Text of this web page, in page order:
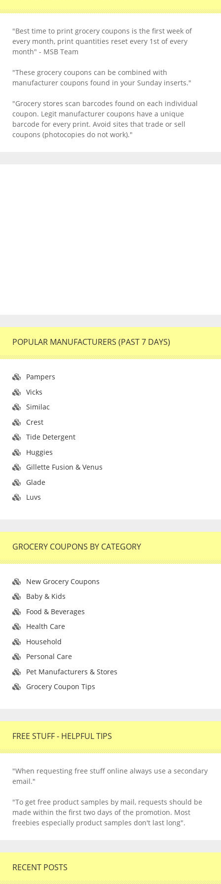
"Best time to print grocery coupons is the first week of
every month, print quantities reset every 1st of every
month" - MSB Team
"These grocery coupons can be combined with
manufacturer coupons found in your Sunday inserts."
"Grocery stores scan barcodes found on each individual
coupon. Legit manufacturer coupons have a unique
barcode for every print. Avoid sites that trade or sell
coupons (photocopies do not work)."
POPULAR MANUFACTURERS (PAST 7 DAYS)
Pampers
Vicks
Similac
Crest
Tide Detergent
Huggies
Gillette Fusion & Venus
Glade
Luvs
GROCERY COUPONS BY CATEGORY
New Grocery Coupons
Baby & Kids
Food & Beverages
Health Care
Household
Personal Care
Pet Manufacturers & Stores
Grocery Coupon Tips
FREE STUFF - HELPFUL TIPS
"When requesting free stuff online always use a secondary
email."
"To get free product samples by mail, requests should be
made within the first two days of the promotion. Most
freebies especially product samples don't last long".
RECENT POSTS